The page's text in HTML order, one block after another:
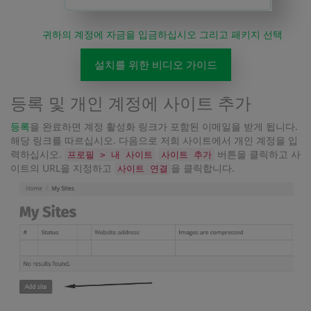
귀하의 계정에 자금을 입금하십시오 그리고 패키지 선택
설치를 위한 비디오 가이드
등록 및 개인 계정에 사이트 추가
등록을 완료하면 계정 활성화 링크가 포함된 이메일을 받게 됩니다.
해당 링크를 따르십시오. 다음으로 저희 사이트에서 개인 계정을 입
력하십시오.
프로필 > 내 사이트 사이트 추가 버튼을 클릭하고 사
이트의 URL을 지정하고
사이트 연결 을 클릭합니다.